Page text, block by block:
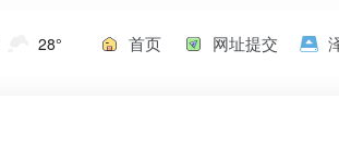
28° 首页 网址提交